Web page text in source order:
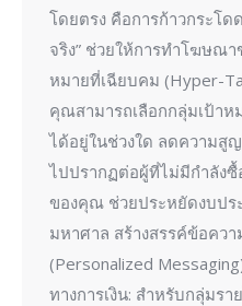
โดยตรง คือการก้าวกระโด
จริง” ช่วยให้การทำโฆษณ
หมายที่เฉียบคม (Hyper-
คุณสามารถเลือกกลุ่มเป้าห
ได้อยู่ในช่วงใด ลดความสู
ไปปรากฏต่อผู้ที่ไม่มีกำลัง
ของคุณ ช่วยประหยัดงบป
มหาศาล สร้างสรรค์ข้อคว
(Personalized
ทางการเงิน: สำหรับกลุ่มร